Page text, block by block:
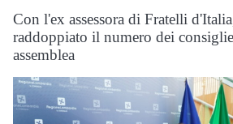
Con l'ex assessora di Fratelli
raddoppiato il numero dei
assemblea